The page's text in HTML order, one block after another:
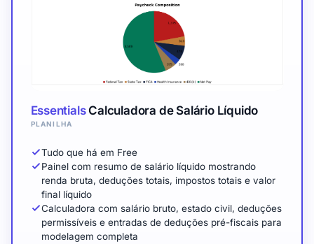
EssentialsCalculadora de Salário Líquido
PLANILHA
Tudo que há em Free
Painel com resumo de salário líquido mostrando
renda bruta, deduções totais, impostos totais e valor
final líquido
Calculadora com salário bruto, estado civil, deduções
permissíveis e entradas de deduções pré-fiscais para
modelagem completa